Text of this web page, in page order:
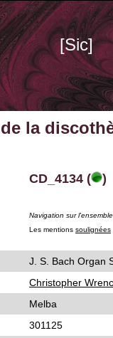
[Sic]
la
CD_4134 ( )
Navigation sur
Les mentions soulignées
J. S. Bach Organ
Christopher
Melba
301125